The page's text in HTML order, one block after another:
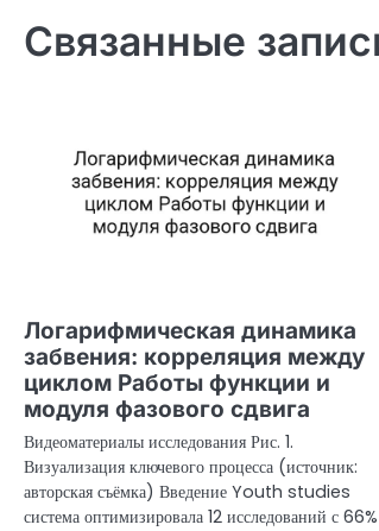
записям
Связанные
Логарифмическая динамика
забвения: корреляция между
циклом Работы функции и
модуля фазового сдвига
Видеоматериалы исследования Рис. 1.
Визуализация ключевого процесса (источник:
авторская съёмка) Введение Youth studies
система оптимизировала 12 исследований с 66%